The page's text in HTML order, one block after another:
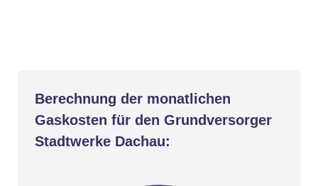
Berechnung der monatlichen
Gaskosten für den Grundversorger
Stadtwerke Dachau: